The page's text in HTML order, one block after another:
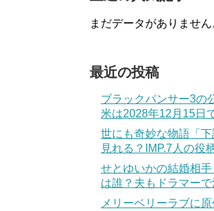
まだデータがありません
最近の投稿
ブラックパンサー3の
米は2028年12月15日
世にも奇妙な物語「
見れる？IMP.7人の役
せとゆいかの結婚相
は誰？夫もドラマー
メリーベリーラブに